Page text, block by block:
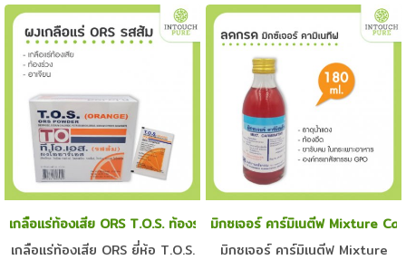
เกลือแร่ท้องเสีย ORS T.O.S. ท้องร่วง อาเจียน ผงเกลือแร่ รสส้ม ยกก
เกลือแร่ท้องเสีย ORS ยี่ห้อ T.O.S.
มิกซเจอร์ คาร์มิเนตีฟ Mixture
มิกซเจอร์ คาร์มิเนตีฟ Mixture